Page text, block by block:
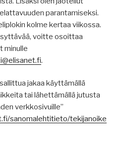
parantamiseksi.
kolme kertaa viikossa.
voitte osoittaa
minulle
.
jakaa käyttämällä
tai lähettämällä jutusta
verkkosivuille”
/sanomalehtitieto/tekijanoike